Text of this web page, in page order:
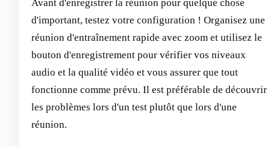
Avant d'enregistrer la réunion pour quelque chose
d'important, testez votre configuration ! Organisez une
réunion d'entraînement rapide avec zoom et utilisez le
bouton d'enregistrement pour vérifier vos niveaux
audio et la qualité vidéo et vous assurer que tout
fonctionne comme prévu. Il est préférable de découvrir
les problèmes lors d'un test plutôt que lors d'une
réunion.